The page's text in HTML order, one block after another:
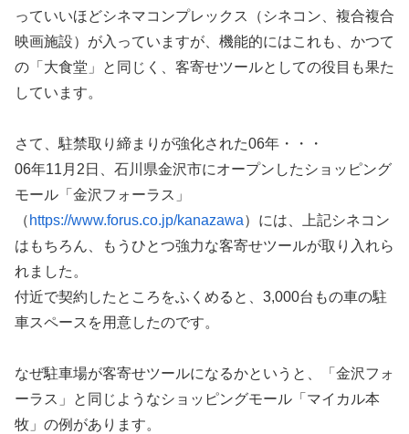
っていいほどシネマコンプレックス（シネコン、複合複合
映画施設）が入っていますが、機能的にはこれも、かつて
の「大食堂」と同じく、客寄せツールとしての役目も果た
しています。
さて、駐禁取り締まりが強化された06年・・・
06年11月2日、石川県金沢市にオープンしたショッピング
モール「金沢フォーラス」
（ https://www.forus.co.jp/kanazawa）には、上記シネコン
はもちろん、もうひとつ強力な客寄せツールが取り入れら
れました。
付近で契約したところをふくめると、3,000台もの車の駐
車スペースを用意したのです。
なぜ駐車場が客寄せツールになるかというと、「金沢フォ
ーラス」と同じようなショッピングモール「マイカル本
牧」の例があります。